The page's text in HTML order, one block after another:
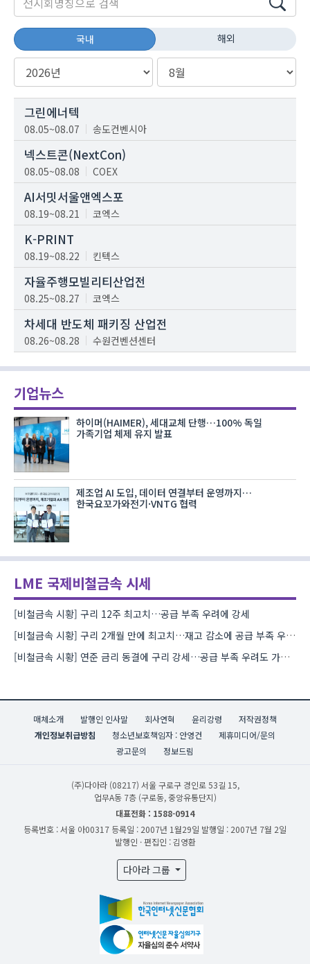
국내 해외
그린에너텍
08.05~08.07 송도컨벤시아
넥스트콘(NextCon)
08.05~08.08 COEX
AI서밋서울앤엑스포
08.19~08.21 코엑스
K-PRINT
08.19~08.22 킨텍스
자율주행모빌리티산업전
08.25~08.27 코엑스
차세대 반도체 패키징 산업전
08.26~08.28 수원컨벤션센터
기업뉴스
하이머(HAIMER), 세대교체 단행…100% 독일
가족기업 체제 유지 발표
제조업 AI 도입, 데이터 연결부터 운영까지…
한국요꼬가와전기·VNTG 협력
LME 국제비철금속 시세
[비철금속 시황] 구리 12주 최고치…공급 부족 우려에 강세
[비철금속 시황] 구리 2개월 만에 최고치…재고 감소에 공급 부족 우려 확대
[비철금속 시황] 연준 금리 동결에 구리 강세…공급 부족 우려도 가격 지지
매체소개 발행인 인사말 회사연혁 윤리강령
저작권정책
개인정보취급방침
청소년보호책임자 : 안영건
제휴미디어/문의
광고문의
정보드림
(주)다아라 (08217) 서울 구로구 경인로 53길 15,
업무A동 7층 (구로동, 중앙유통단지)
대표전화 : 1588-0914
등록번호 : 서울 아00317 등록일 : 2007년 1월29일 발행일 : 2007년 7월 2일
발행인 · 편집인 : 김영환
다아라 그룹